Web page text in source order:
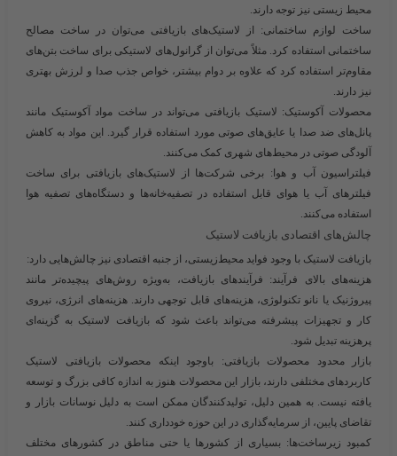
محیط زیستی نیز توجه دارند.
ساخت لوازم ساختمانی: از لاستیک‌های بازیافتی می‌توان در ساخت مصالح
ساختمانی استفاده کرد. مثلاً می‌توان از گرانول‌های لاستیکی برای ساخت بتن‌های
مقاوم‌تر استفاده کرد که علاوه بر دوام بیشتر، خواص جذب صدا و لرزش بهتری
نیز دارند.
محصولات آکوستیک: لاستیک بازیافتی می‌تواند در ساخت مواد آکوستیک مانند
پانل‌های ضد صدا یا عایق‌های صوتی مورد استفاده قرار گیرد. این مواد به کاهش
آلودگی صوتی در محیط‌های شهری کمک می‌کنند.
فیلتراسیون آب و هوا: برخی شرکت‌ها از لاستیک‌های بازیافتی برای ساخت
فیلترهای آب یا هوای قابل استفاده در تصفیه‌خانه‌ها و دستگاه‌های تصفیه هوا
استفاده می‌کنند.
چالش‌های اقتصادی بازیافت لاستیک
بازیافت لاستیک با وجود فواید محیط‌زیستی، از جنبه اقتصادی نیز چالش‌هایی دارد:
هزینه‌های بالای فرآیند: فرآیندهای بازیافت، به‌ویژه روش‌های پیچیده‌تر مانند
پیروژنیک یا نانو تکنولوژی، هزینه‌های قابل توجهی دارند. هزینه‌های انرژی، نیروی
کار و تجهیزات پیشرفته می‌تواند باعث شود که بازیافت لاستیک به گزینه‌ای
پرهزینه تبدیل شود.
بازار محدود محصولات بازیافتی:
باوجود اینکه محصولات بازیافتی لاستیک
کاربردهای مختلفی دارند، بازار این محصولات هنوز به اندازه کافی بزرگ و توسعه
یافته نیست. به همین دلیل، تولیدکنندگان ممکن است به دلیل نوسانات بازار و
تقاضای پایین، از سرمایه‌گذاری در این حوزه خودداری کنند.
کمبود زیرساخت‌ها: بسیاری از کشورها یا حتی مناطق در کشورهای مختلف